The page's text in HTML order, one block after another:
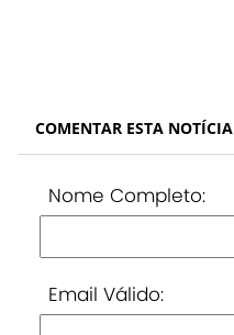
COMENTAR ESTA NOTÍCIA
Nome Completo:
Email Válido: